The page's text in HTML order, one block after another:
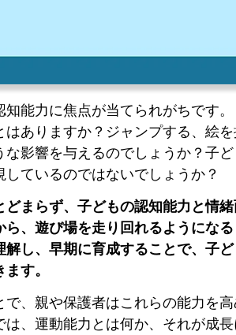
能力に焦点が当てられがちです
ありますか？ジャンプする、絵
影響を与えるのでしょうか？子
ているのではないでしょうか？
まらず、子どもの認知能力と情
、遊び場を走り回れるようにな
し、早期に育成することで、子
す。
、親や保護者はこれらの能力を
、運動能力とは何か、それが成